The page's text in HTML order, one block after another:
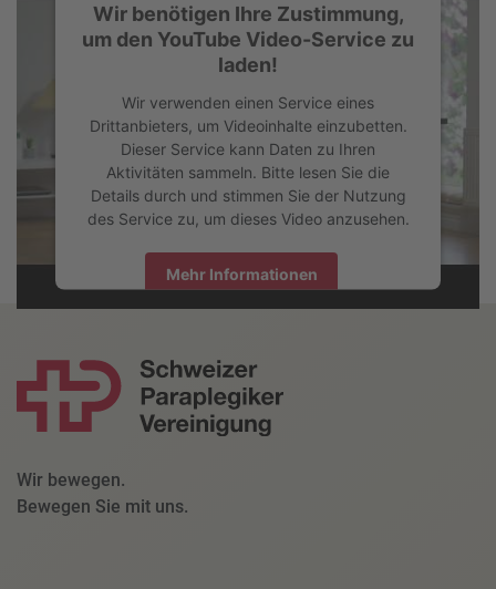
Wir benötigen Ihre Zustimmung,
um den YouTube Video-Service zu
laden!
Wir verwenden einen Service eines
Drittanbieters, um Videoinhalte einzubetten.
Dieser Service kann Daten zu Ihren
Aktivitäten sammeln. Bitte lesen Sie die
Details durch und stimmen Sie der Nutzung
des Service zu, um dieses Video anzusehen.
Mehr Informationen
powered by
Wir bewegen.
Bewegen Sie mit uns.